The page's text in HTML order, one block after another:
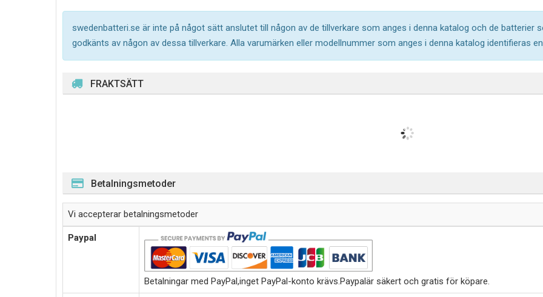
swedenbatteri.se är inte på något sätt anslutet till någon av de tillverkare som anges i denna katalog och de batterier
godkänts av någon av dessa tillverkare. Alla varumärken eller modellnummer som anges i denna katalog identifieras
FRAKTSÄTT
Betalningsmetoder
Vi accepterar betalningsmetoder
Paypal
Betalningar med PayPal,inget PayPal-konto krävs.Paypalär säkert och gratis för köpare.